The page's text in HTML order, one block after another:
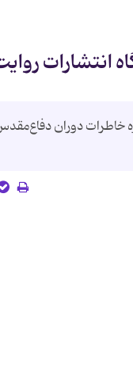
انتشارات
خاطرات دوران